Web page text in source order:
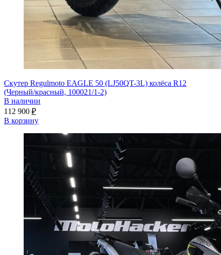
Скутер Regulmoto EAGLE 50 (LJ50QT-3L) колёса R12
(Черный/красный, 100021/1-2)
В наличии
112 900 ₽
В корзину